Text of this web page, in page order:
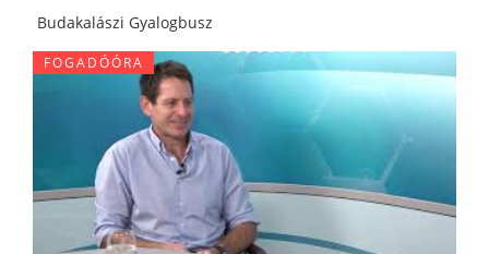
Budakalászi Gyalogbusz
FOGADÓÓRA